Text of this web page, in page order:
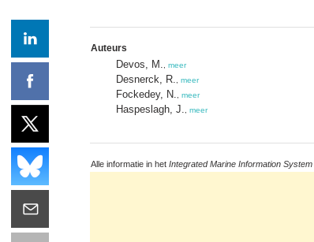
Auteurs
Devos, M. meer
Desnerck, R. meer
Fockedey, N. meer
Haspeslagh, J. meer
Alle informatie in het Integrated Marine Information System